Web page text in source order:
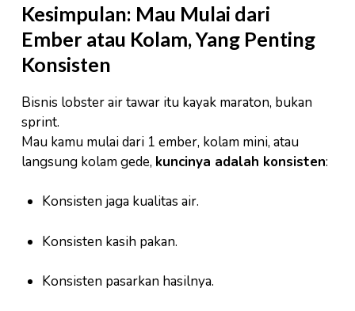
Kesimpulan: Mau Mulai dari
Ember atau Kolam, Yang Penting
Konsisten
Bisnis lobster air tawar itu kayak maraton, bukan
sprint.
Mau kamu mulai dari 1 ember, kolam mini, atau
langsung kolam gede, kuncinya adalah konsisten:
Konsisten jaga kualitas air.
Konsisten kasih pakan.
Konsisten pasarkan hasilnya.